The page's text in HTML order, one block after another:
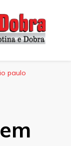
paulo